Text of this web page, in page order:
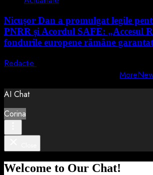
Nicușor Dan a promulgat legile
PNRR și Acordul SAFE: „Accesul
fondurile europene rămâne
Redactie
AI Chat
Corina
Welcome to Our Chat!